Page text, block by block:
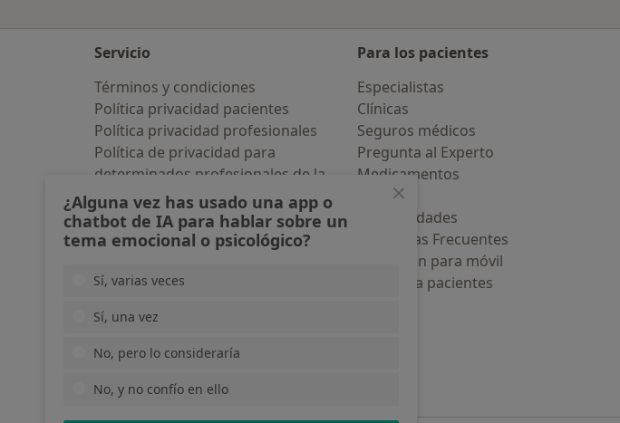
Servicio
Términos y condiciones
Política privacidad pacientes
Política privacidad profesionales
Política de privacidad para
determinados profesionales de la
salud
Política de cookies
Así organizamos los resultados
Quiénes somos
Partners
Prensa
Para los pacientes
Especialistas
Clínicas
Seguros médicos
Pregunta al Experto
Medicamentos
Servicios
Enfermedades
Preguntas Frecuentes
Aplicación para móvil
Blog para pacientes
¿Alguna vez has usado una app o
chatbot de IA para hablar sobre un
tema emocional o psicológico?
Sí, varias veces
Sí, una vez
No, pero lo consideraría
No, y no confío en ello